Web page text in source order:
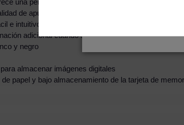
una perspectiva cómoda para disparar todos los
de apuntar y disparar
e intuitivo
adicional cuando se trabaja con poca luz
y negro
almacenar imágenes digitales
papel y bajo almacenamiento de la tarjeta de